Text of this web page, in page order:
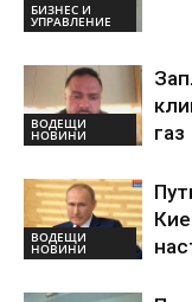
БИЗНЕС И
УПРАВЛЕНИЕ
ВОДЕЩИ
НОВИНИ
газ
ВОДЕЩИ
НОВИНИ